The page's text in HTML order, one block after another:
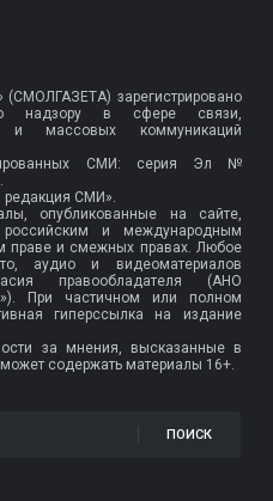
(СМОЛГАЗЕТА) зарегистрировано
надзору в сфере связи,
и массовых коммуникаций
СМИ: серия Эл №
СМИ».
опубликованные на сайте,
и международным
праве и смежных правах. Любое
аудио и видеоматериалов
правообладателя (АНО
При частичном или полном
гиперссылка на издание
за мнения, высказанные в
содержать материалы 16+.
ПОИСК